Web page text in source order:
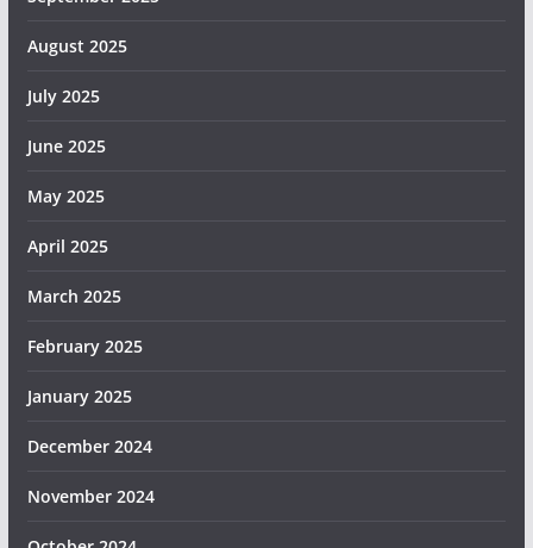
August 2025
July 2025
June 2025
May 2025
April 2025
March 2025
February 2025
January 2025
December 2024
November 2024